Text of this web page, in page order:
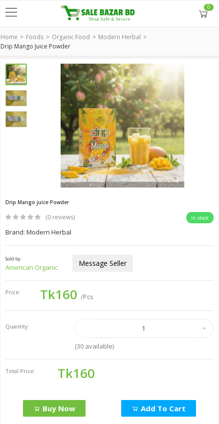
0
Home Foods Organic Food
Modern Herbal
Drip Mango Juice Powder
Drip Mango juice Powder
(0 reviews) In stock
Brand: Modern Herbal
Sold by:
American Organic Message Seller
Price: Tk160 /Pcs
Quantity:
(30available)
Total Price: Tk160
Buy Now Add To Cart